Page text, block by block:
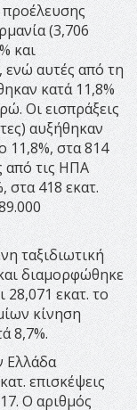
(3,706
και
αυτές από τη
κατά 11,8%
Οι εισπράξεις
αυξήθηκαν
11,8%, στα 814
από τις ΗΠΑ
στα 418 εκατ.
ταξιδιωτική
διαμορφώθηκε
28,071 εκατ. το
κίνηση
8,7%.
Ελλάδα
επισκέψεις
Ο αριθμός